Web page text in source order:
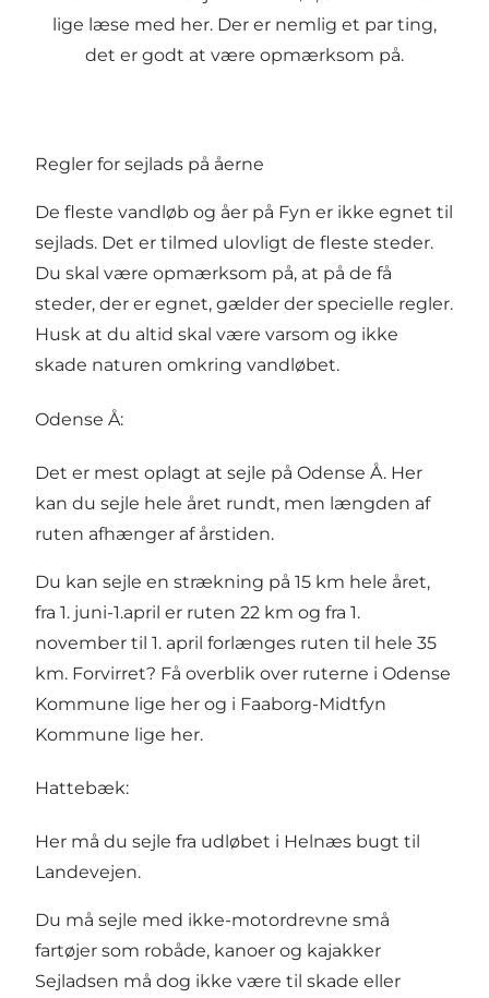
lige læse med her. Der er nemlig et par ting,
det er godt at være opmærksom på.
Regler for sejlads på åerne
De fleste vandløb og åer på Fyn er ikke egnet til
sejlads. Det er tilmed ulovligt de fleste steder.
Du skal være opmærksom på, at på de få
steder, der er egnet, gælder der specielle regler.
Husk at du altid skal være varsom og ikke
skade naturen omkring vandløbet.
Odense Å:
Det er mest oplagt at sejle på Odense Å. Her
kan du sejle hele året rundt, men længden af
ruten afhænger af årstiden.
Du kan sejle en strækning på 15 km hele året,
fra 1. juni-1.april er ruten 22 km og fra 1.
november til 1. april forlænges ruten til hele 35
km. Forvirret? Få overblik over ruterne i Odense
Kommune lige her og i Faaborg-Midtfyn
Kommune lige her.
Hattebæk:
Her må du sejle fra udløbet i Helnæs bugt til
Landevejen.
Du må sejle med ikke-motordrevne små
fartøjer som robåde, kanoer og kajakker
Sejladsen må dog ikke være til skade eller